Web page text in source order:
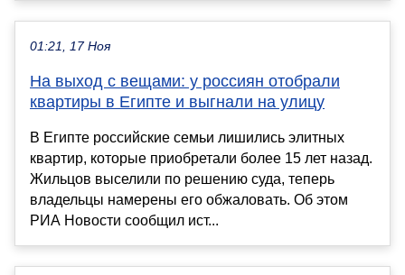
01:21, 17 Ноя
На выход с вещами: у россиян отобрали
квартиры в Египте и выгнали на улицу
В Египте российские семьи лишились элитных
квартир, которые приобретали более 15 лет назад.
Жильцов выселили по решению суда, теперь
владельцы намерены его обжаловать. Об этом
РИА Новости сообщил ист...